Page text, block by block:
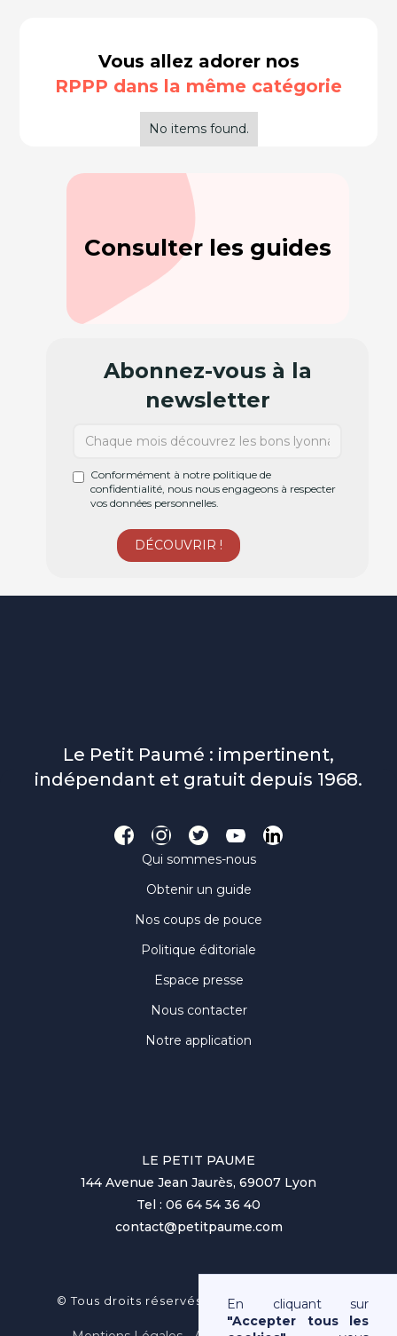
Vous allez adorer nos
RPPP dans la même catégorie
No items found.
Consulter les guides
Abonnez-vous à la
newsletter
Conformément à notre politique de
confidentialité, nous nous engageons à respecter
vos données personnelles.
Le Petit Paumé : impertinent,
indépendant et gratuit depuis 1968.
Qui sommes-nous
Obtenir un guide
Nos coups de pouce
Politique éditoriale
Espace presse
Nous contacter
Notre application
LE PETIT PAUME
144 Avenue Jean Jaurès, 69007 Lyon
Tel : 06 64 54 36 40
contact@petitpaume.com
© Tous droits réservés au Petit Paumé 2025
En cliquant sur
"Accepter tous les